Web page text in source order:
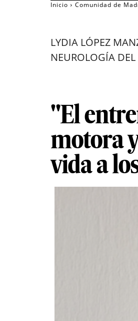
Inicio Comunidad de
LYDIA LÓPEZ
NEUROLOGÍA
"El
motora
vida a